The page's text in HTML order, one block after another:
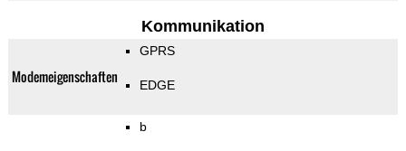
Kommunikation
Modemeigenschaften
GPRS
EDGE
b